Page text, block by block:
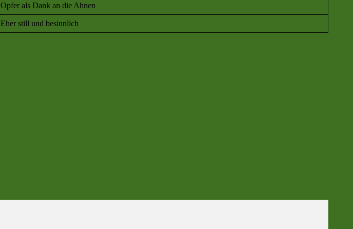
Opfer als Dank an die Ahnen
Eher still und besinnlich